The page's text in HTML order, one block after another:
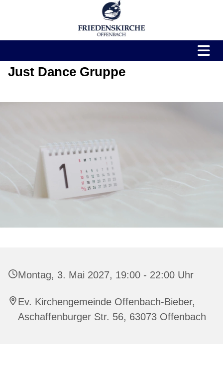
Just Dance Gruppe
Montag, 3. Mai 2027, 19:00 - 22:00 Uhr
Ev. Kirchengemeinde Offenbach-Bieber,
Aschaffenburger Str. 56, 63073 Offenbach